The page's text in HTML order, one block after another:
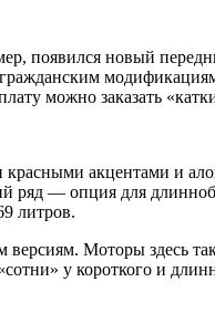
появился новый
можно заказать
акцентами и
— опция для
литров.
Моторы здесь
у короткого и